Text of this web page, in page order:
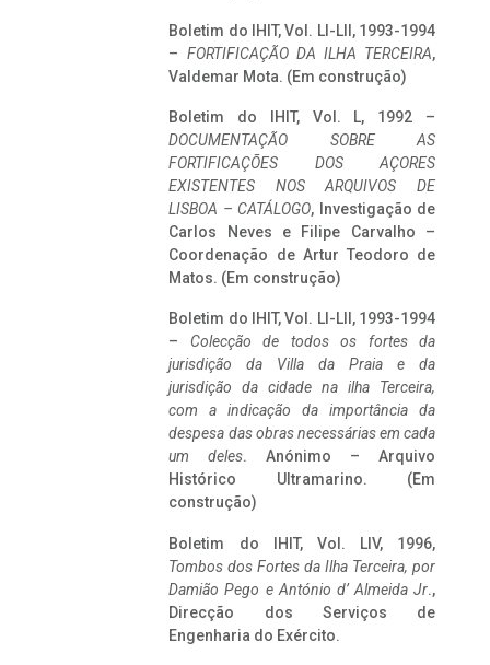
Boletim do IHIT, Vol. LI-LII, 1993-1994
– FORTIFICAÇÃO DA ILHA TERCEIRA,
Valdemar Mota. (Em construção)
Boletim do IHIT, Vol. L, 1992 –
DOCUMENTAÇÃO SOBRE AS
FORTIFICAÇÕES DOS AÇORES
EXISTENTES NOS ARQUIVOS DE
LISBOA – CATÁLOGO, Investigação de
Carlos Neves e Filipe Carvalho –
Coordenação de Artur Teodoro de
Matos. (Em construção)
Boletim do IHIT, Vol. LI-LII, 1993-1994
– Colecção de todos os fortes da
jurisdição da Villa da Praia e da
jurisdição da cidade na ilha Terceira,
com a indicação da importância da
despesa das obras necessárias em cada
um deles. Anónimo – Arquivo
Histórico Ultramarino. (Em
construção)
Boletim do IHIT, Vol. LIV, 1996,
Tombos dos Fortes da Ilha Terceira, por
Damião Pego e António d’ Almeida Jr.,
Direcção dos Serviços de
Engenharia do Exército.